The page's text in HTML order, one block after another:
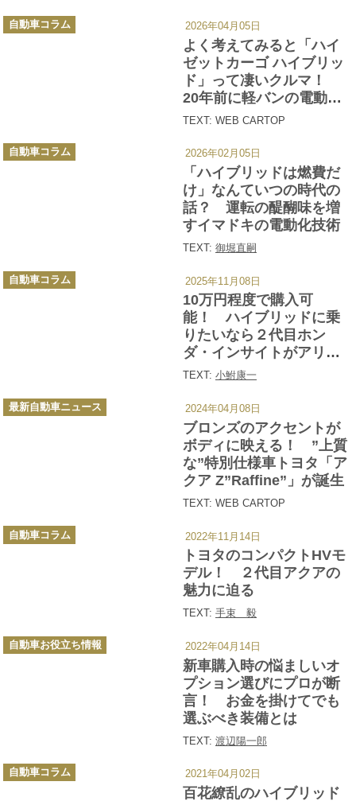
よく考えてみると「ハイ
ゼットカーゴ ハイブリッ
ド」って凄いクルマ！
20年前に軽バンの電動化
に取り組んでいたダイハ
TEXT: WEB CARTOP
カ
テ
自動車コラム 2026年04月05日
「ハイブリッドは燃費だ
け」なんていつの時代の
話？ 運転の醍醐味を増
すイマドキの電動化技術
TEXT: 御堀直嗣
カ
テ
自動車コラム 2026年02月05日
10万円程度で購入可
能！ ハイブリッドに乗
りたいなら２代目ホン
ダ・インサイトがアリだ
った!!
TEXT: 小鮒康一
カ
テ
自動車コラム 2025年11月08日
ブロンズのアクセントが
ボディに映える！ ”上質
な”特別仕様車トヨタ「ア
クア Z”Raffine”」が誕生
TEXT: WEB CARTOP
カ
テ
最新自動車ニュース 2024年04月08日
トヨタのコンパクトHVモ
デル！ ２代目アクアの
魅力に迫る
TEXT: 手束 毅
カ
テ
自動車コラム 2022年11月14日
新車購入時の悩ましいオ
プション選びにプロが断
言！ お金を掛けてでも
選ぶべき装備とは
TEXT: 渡辺陽一郎
カ
テ
自動車お役立ち情報 2022年04月14日
百花繚乱のハイブリッド
カ
テ
自動車コラム 2021年04月02日